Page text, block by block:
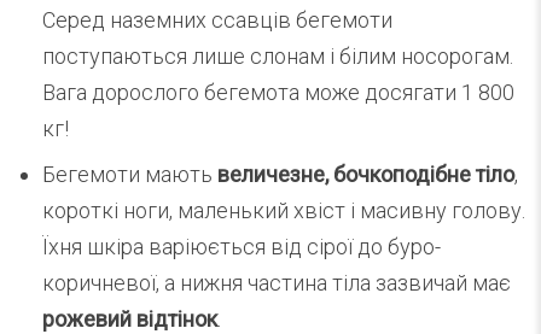
Серед наземних ссавців бегемоти
поступаються лише слонам і білим носорогам.
Вага дорослого бегемота може досягати 1 800
кг!
Бегемоти мають величезне, бочкоподібне тіло,
короткі ноги, маленький хвіст і масивну голову.
Їхня шкіра варіюється від сірої до буро-
коричневої, а нижня частина тіла зазвичай має
рожевий відтінок.